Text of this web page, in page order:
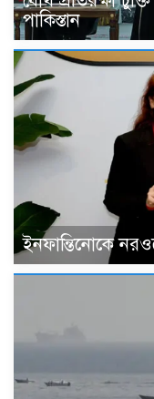
পাকিস্তান
ইনফান্তিনোকে